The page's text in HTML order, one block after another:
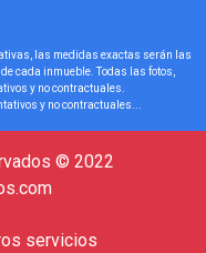
las medidas exactas serán las
cada inmueble. Todas las fotos,
y no contractuales.
y no contractuales...
© 2022
servicios